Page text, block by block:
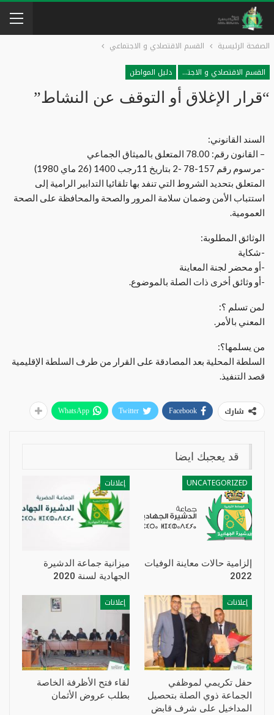
الصفحة الرئيسية
القسم الاقتصادي و الاجتماعي
القسم الاقتصادي و الاجتماعي
دليل المواطن
“قرار الإغلاق أو التوقف عن النشاط”
السند القانوني:
– القانون رقم: 78.00 المتعلق بالميثاق الجماعي
-مرسوم رقم 157-78 -2 بتاريخ 11رجب 1400 (26 ماي 1980)
المتعلق بتحديد الشروط التي تنفد بها تلقائيا التدابير الرامية إلى
استتباب الأمن وضمان سلامة المرور والصحة والمحافظة على الصحة
العمومية.
الوثائق المطلوبة:
-شكاية
-أو محضر لجنة المعاينة
-أو وثائق أخرى ذات الصلة بالموضوع.
لمن تسلم ؟:
المعني بالأمر.
من يسلمها؟:
السلطة المحلية بعد المصادقة على القرار من طرف السلطة الإقليمية
قصد التنفيذ.
شارك Facebook
Twitter
WhatsApp
قد يعجبك ايضا
UNCATEGORIZED
إلزامية حالات معاينة الوفيات
2022
إعلانات
ميزانية جماعة الدشيرة
الجهادية لسنة 2020
إعلانات
حفل تكريمي لموظفي
الجماعة ذوي الصلة بتحصيل
المداخيل على شرف قابض
إعلانات
لقاء فتح الأظرفة الخاصة
بطلب عروض الأثمان